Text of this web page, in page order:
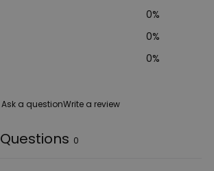
0%
0%
0%
Ask a questionWrite a review
Questions 0